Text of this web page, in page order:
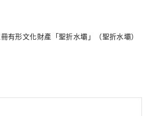
有形文化財產「聖折水壩」（聖折水壩）